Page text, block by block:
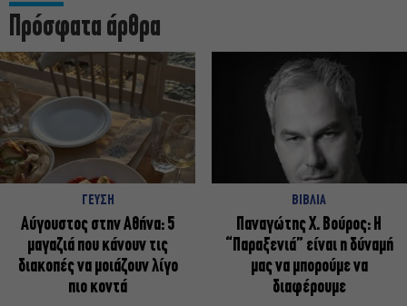
Πρόσφατα άρθρα
ΓΕΥΣΗ
Αύγουστος στην Αθήνα: 5
μαγαζιά που κάνουν τις
διακοπές να μοιάζουν λίγο
πιο κοντά
ΒΙΒΛΙΑ
Παναγώτης Χ. Βούρος: Η
“Παραξενιά” είναι η δύναμή
μας να μπορούμε να
διαφέρουμε